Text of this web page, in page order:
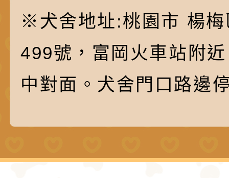
※犬舍地址:桃園市 楊
499號，富岡火車站附
中對面。犬舍門口路邊